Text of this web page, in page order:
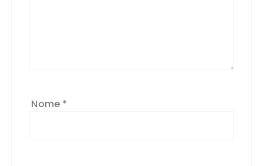
Nome *